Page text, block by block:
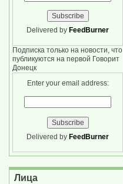
Delivered by FeedBurner
Подписка только на новости, что
публикуются на первой Говорит
Донецк
Enter your email address:
Delivered by FeedBurner
Лица